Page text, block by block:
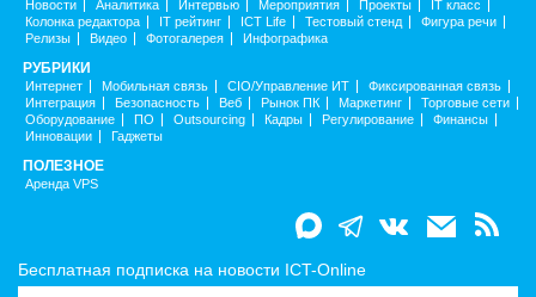
Новости Аналитика Интервью Мероприятия Проекты
IT класс
Колонка редактора
IT рейтинг ICT Life Тестовый стенд
Фигура речи
Релизы
Видео Фотогалерея Инфографика
РУБРИКИ
Интернет Мобильная связь CIO/Управление ИТ
Фиксированная связь
Интеграция
Безопасность Веб Рынок ПК Маркетинг
Торговые сети
Оборудование
ПО Outsourcing Кадры Регулирование
Финансы
Инновации
Гаджеты
ПОЛЕЗНОЕ
Аренда VPS
Бесплатная подписка на новости ICT-Online